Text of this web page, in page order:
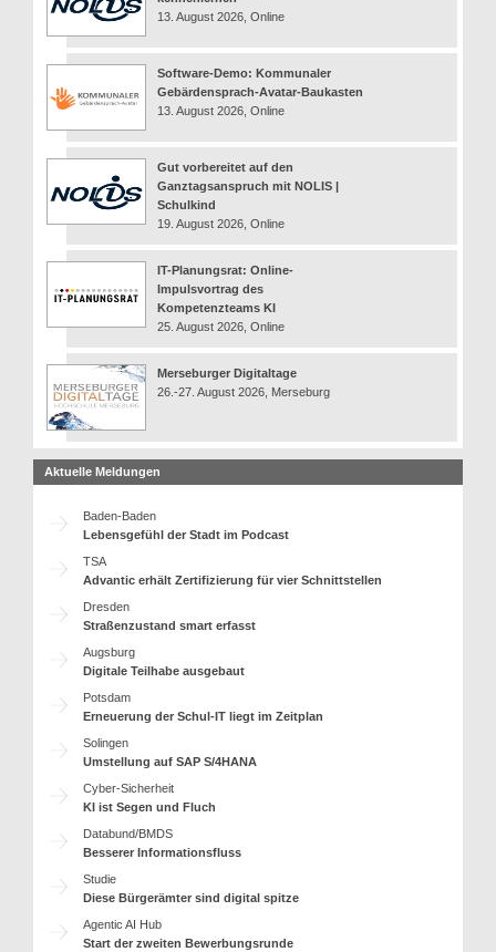
13. August 2026, Online
Software-Demo: Kommunaler
Gebärdensprach-Avatar-Baukasten
13. August 2026, Online
Gut vorbereitet auf den
Ganztagsanspruch mit NOLIS |
Schulkind
19. August 2026, Online
IT-Planungsrat: Online-
Impulsvortrag des
Kompetenzteams KI
25. August 2026, Online
Merseburger Digitaltage
26.-27. August 2026, Merseburg
Aktuelle Meldungen
Baden-Baden
Lebensgefühl der Stadt im Podcast
TSA
Advantic erhält Zertifizierung für vier Schnittstellen
Dresden
Straßenzustand smart erfasst
Augsburg
Digitale Teilhabe ausgebaut
Potsdam
Erneuerung der Schul-IT liegt im Zeitplan
Solingen
Umstellung auf SAP S/4HANA
Cyber-Sicherheit
KI ist Segen und Fluch
Databund/BMDS
Besserer Informationsfluss
Studie
Diese Bürgerämter sind digital spitze
Agentic AI Hub
Start der zweiten Bewerbungsrunde